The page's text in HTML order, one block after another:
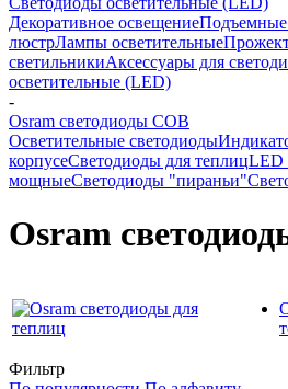
Декоративное освещениеПодъемные
люстрЛампы осветительные
светильникиАксессуары для
осветительные (LED)
-
Osram светодиоды COB
Осветительные светодиоды
корпусеСветодиоды для теплицLED
мощныеСветодиоды "пираньи"
Osram
Фильтр